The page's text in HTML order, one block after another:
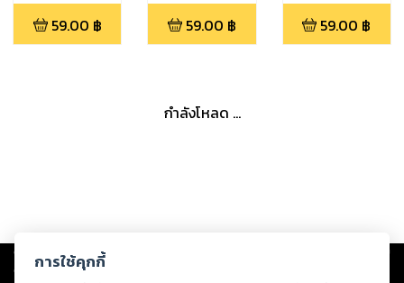
59.00 ฿ 59.00 ฿ 59.00 ฿
กำลังโหลด ...
Copyright © 2026
ต่อผลงานหรือเนื้อหาใดที่อัปโหลดผ่านเว็บไซต์และปรากฏว่าละเมิดสิทธิใน
การใช้คุกกี้